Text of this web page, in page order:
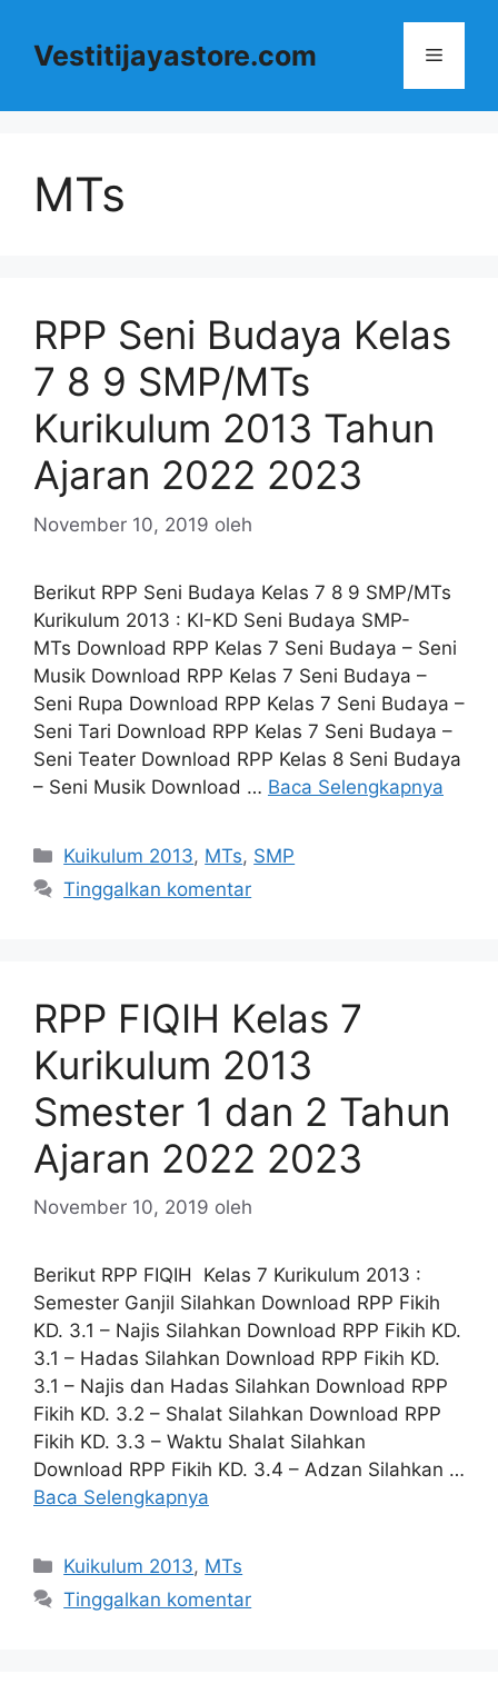
Vestitijayastore.com Menu
MTs
RPP Seni Budaya Kelas
7 8 9 SMP/MTs
Kurikulum 2013 Tahun
Ajaran 2022 2023
November 10, 2019 oleh
Berikut RPP Seni Budaya Kelas 7 8 9 SMP/MTs
Kurikulum 2013 : KI-KD Seni Budaya SMP-
MTs Download RPP Kelas 7 Seni Budaya – Seni
Musik Download RPP Kelas 7 Seni Budaya –
Seni Rupa Download RPP Kelas 7 Seni Budaya –
Seni Tari Download RPP Kelas 7 Seni Budaya –
Seni Teater Download RPP Kelas 8 Seni Budaya
– Seni Musik Download … Baca Selengkapnya
Kategori
Kuikulum 2013, MTs, SMP
Tinggalkan komentar
RPP FIQIH Kelas 7
Kurikulum 2013
Smester 1 dan 2 Tahun
Ajaran 2022 2023
November 10, 2019 oleh
Berikut RPP FIQIH Kelas 7 Kurikulum 2013 :
Semester Ganjil Silahkan Download RPP Fikih
KD. 3.1 – Najis Silahkan Download RPP Fikih KD.
3.1 – Hadas Silahkan Download RPP Fikih KD.
3.1 – Najis dan Hadas Silahkan Download RPP
Fikih KD. 3.2 – Shalat Silahkan Download RPP
Fikih KD. 3.3 – Waktu Shalat Silahkan
Download RPP Fikih KD. 3.4 – Adzan Silahkan …
Baca Selengkapnya
Kategori
Kuikulum 2013, MTs
Tinggalkan komentar